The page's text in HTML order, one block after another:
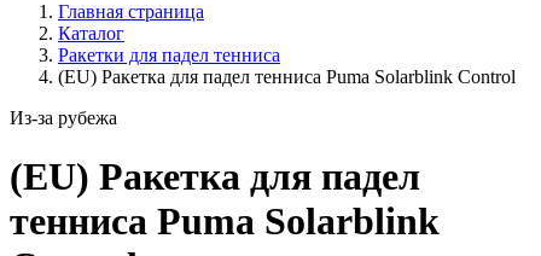
Главная страница
Каталог
Ракетки для падел тенниса
(EU) Ракетка для падел тенниса Puma Solarblink Control
Из-за рубежа
(EU) Ракетка для падел
тенниса Puma Solarblink